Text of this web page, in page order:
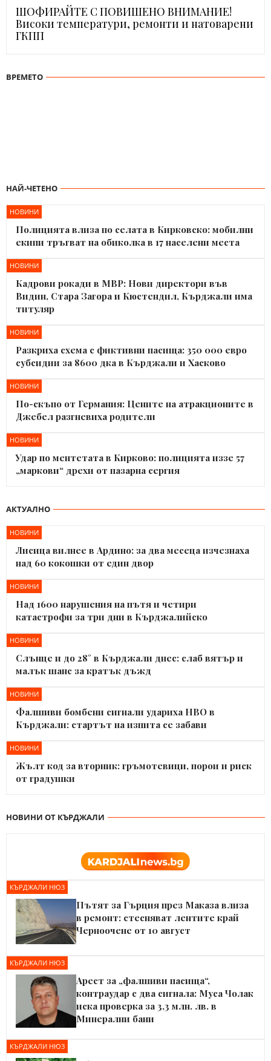
ШОФИРАЙТЕ С ПОВИШЕНО ВНИМАНИЕ!
Високи температури, ремонти и натоварени
ГКПП
ВРЕМЕТО
НАЙ-ЧЕТЕНО
НОВИНИ
Полицията влиза по селата в Кирковско: мобилни
екипи тръгват на обиколка в 17 населени места
НОВИНИ
Кадрови рокади в МВР: Нови директори във
Видин, Стара Загора и Кюстендил, Кърджали има
титуляр
НОВИНИ
Разкриха схема с фиктивни пасища: 350 000 евро
субсидии за 8600 дка в Кърджали и Хасково
НОВИНИ
По-скъпо от Германия: Цените на атракционите в
Джебел разгневиха родители
НОВИНИ
Удар по ментетата в Кирково: полицията иззе 57
„маркови“ дрехи от пазарна сергия
АКТУАЛНО
НОВИНИ
Лисица вилнее в Ардино: за два месеца изчезнаха
над 60 кокошки от един двор
НОВИНИ
Над 1600 нарушения на пътя и четири
катастрофи за три дни в Кърджалийско
НОВИНИ
Слънце и до 28° в Кърджали днес: слаб вятър и
малък шанс за кратък дъжд
НОВИНИ
Фалшиви бомбени сигнали удариха НВО в
Кърджали: стартът на изпита се забави
НОВИНИ
Жълт код за вторник: гръмотевици, порои и риск
от градушки
НОВИНИ ОТ КЪРДЖАЛИ
КЪРДЖАЛИ НЮЗ
Пътят за Гърция през Маказа влиза
в ремонт: стесняват лентите край
Черноочене от 10 август
КЪРДЖАЛИ НЮЗ
Арест за „фалшиви пасища“,
контраудар с два сигнала: Муса Чолак
иска проверка за 3,3 млн. лв. в
Минерални бани
КЪРДЖАЛИ НЮЗ